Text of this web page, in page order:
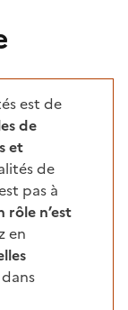
est de
de
et
de
pas à
rôle n’est
en